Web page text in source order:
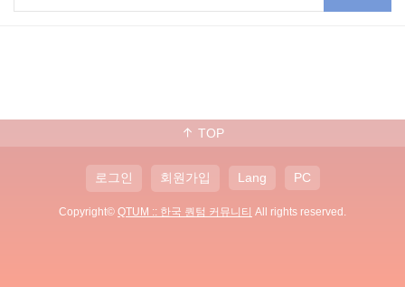
TOP
로그인 회원가입 Lang PC
Copyright© QTUM :: 한국 퀀텀 커뮤니티 All rights reserved.